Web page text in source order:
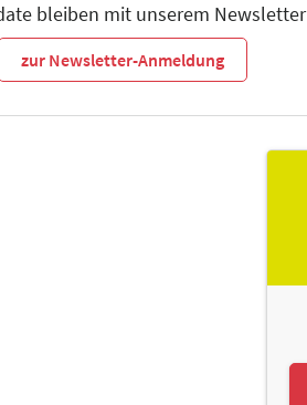
bleiben mit unserem Newsletter
zur Newsletter-Anmeldung